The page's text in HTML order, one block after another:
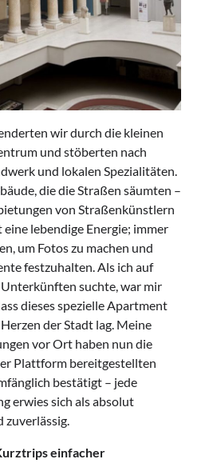
wir durch die kleinen
und stöberten nach
und lokalen Spezialitäten.
die die Straßen säumten –
von Straßenkünstlern
eine lebendige Energie; immer
um Fotos zu machen und
festzuhalten. Als ich auf
Unterkünften suchte, war mir
dieses spezielle Apartment
der Stadt lag. Meine
vor Ort haben nun die
Plattform bereitgestellten
bestätigt – jede
erwies sich als absolut
zuverlässig.
einfacher